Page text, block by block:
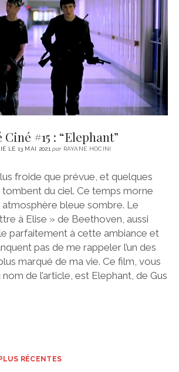
CINÉMA
LITTÉRATURE
ÉCONOMIE
SPORT
MÉDIAS
SANTÉ
instagram
emailemail-
form
Ciné #15 : “Elephant”
LE 13 MAI 2021parRAYANE HOCINI
froide que prévue, et quelques
du ciel. Ce temps morne
bleue sombre. Le
à Elise » de Beethoven, aussi
parfaitement à cette ambiance et
pas de me rappeler l’un des
marqué de ma vie. Ce film, vous
nom de l’article, est Elephant, de Gus
RÉCENTES